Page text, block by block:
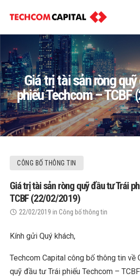
Giá trị tài sản ròng
phiếu Techcom – TCBF
CÔNG BỐ THÔNG TIN
Giá trị tài sản ròng quỹ đầu tư Trái
TCBF (22/02/2019)
22/02/2019 in Công bố thông tin
Kính gửi Quý khách,
Techcom Capital công bố thông tin về
quỹ đầu tư Trái phiếu Techcom –